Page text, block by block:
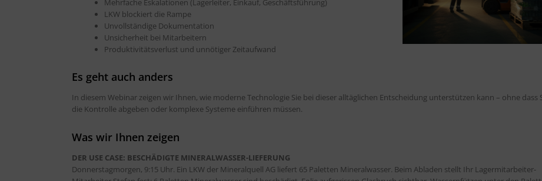
Mehrfache Eskalationen (Lagerleiter, Einkauf, Geschäftsführung)
LKW blockiert die Rampe
Unvollständige Dokumentation
Unsicherheit bei Mitarbeitern
Produktivitätsverlust und unnötiger Zeitaufwand
Es geht auch anders
In diesem Webinar zeigen wir Ihnen, wie moderne Technologie Sie bei dieser alltäglichen Entscheidung unterstützen kann – ohne dass
die Kontrolle abgeben oder komplexe Systeme einführen müssen.
Was wir Ihnen zeigen
DER USE CASE: BESCHÄDIGTE MINERALWASSER-LIEFERUNG
Donnerstagmorgen, 9:15 Uhr. Ein LKW der Mineralquell AG liefert 65 Paletten Mineralwasser. Beim Abladen stellt Ihr Lagermitarbeiter-